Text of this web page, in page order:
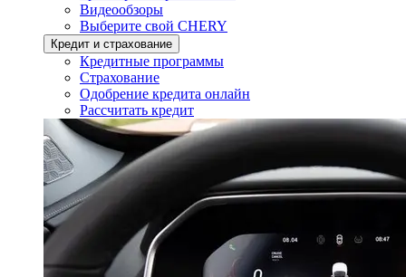
Видеообзоры
Выберите свой CHERY
Кредит и страхование
Кредитные программы
Страхование
Одобрение кредита онлайн
Рассчитать кредит